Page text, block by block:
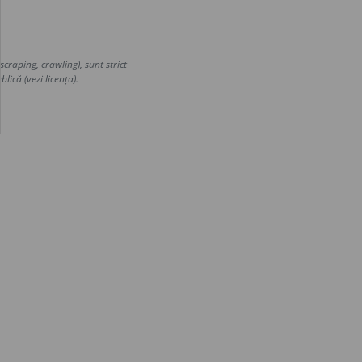
crawling), sunt strict
(vezi licența).